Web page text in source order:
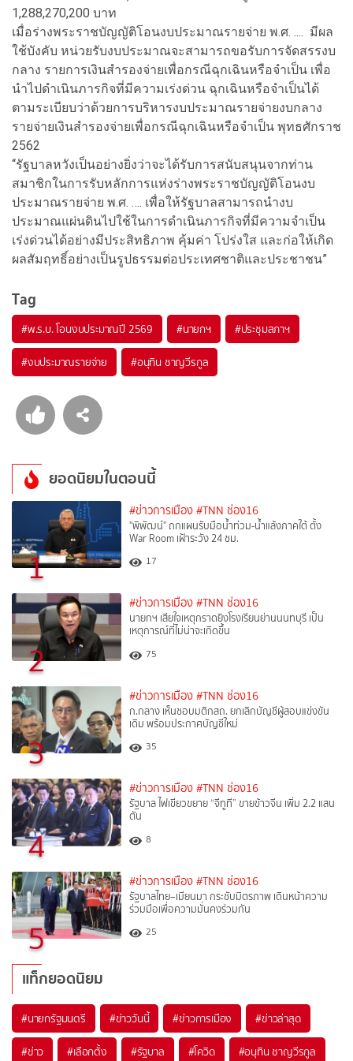
1,288,270,200 บาท
เมื่อร่างพระราชบัญญัติโอนงบประมาณรายจ่าย พ.ศ. .... มีผล
ใช้บังคับ หน่วยรับงบประมาณจะสามารถขอรับการจัดสรรงบ
กลาง รายการเงินสำรองจ่ายเพื่อกรณีฉุกเฉินหรือจำเป็น เพื่อ
นำไปดำเนินภารกิจที่มีความเร่งด่วน ฉุกเฉินหรือจำเป็นได้
ตามระเบียบว่าด้วยการบริหารงบประมาณรายจ่ายงบกลาง
รายจ่ายเงินสำรองจ่ายเพื่อกรณีฉุกเฉินหรือจำเป็น พุทธศักราช
2562
“รัฐบาลหวังเป็นอย่างยิ่งว่าจะได้รับการสนับสนุนจากท่าน
สมาชิกในการรับหลักการแห่งร่างพระราชบัญญัติโอนงบ
ประมาณรายจ่าย พ.ศ. …. เพื่อให้รัฐบาลสามารถนำงบ
ประมาณแผ่นดินไปใช้ในการดำเนินภารกิจที่มีความจำเป็น
เร่งด่วนได้อย่างมีประสิทธิภาพ คุ้มค่า โปร่งใส และก่อให้เกิด
ผลสัมฤทธิ์อย่างเป็นรูปธรรมต่อประเทศชาติและประชาชน”
Tag
#พ.ร.บ. โอนงบประมาณปี 2569 #นายกฯ #ประชุมสภาฯ
#งบประมาณรายจ่าย #อนุทิน ชาญวีรกูล
ยอดนิยมในตอนนี้
1
#ข่าวการเมือง #TNN ช่อง16
"พิพัฒน์" ถกแผนรับมือน้ำท่วม-น้ำแล้งภาคใต้ ตั้ง
War Room เฝ้าระวัง 24 ชม.
17
2
#ข่าวการเมือง #TNN ช่อง16
นายกฯ เสียใจเหตุกราดยิงโรงเรียนย่านนนทบุรี เป็น
เหตุการณ์ที่ไม่น่าจะเกิดขึ้น
75
3
#ข่าวการเมือง #TNN ช่อง16
ก.กลาง เห็นชอบมติกสถ. ยกเลิกบัญชีผู้สอบแข่งขัน
เดิม พร้อมประกาศบัญชีใหม่
35
4
#ข่าวการเมือง #TNN ช่อง16
รัฐบาล ไฟเขียวขยาย “จีทูที” ขายข้าวจีน เพิ่ม 2.2 แสน
ตัน
8
5
#ข่าวการเมือง #TNN ช่อง16
รัฐบาลไทย–เมียนมา กระชับมิตรภาพ เดินหน้าความ
ร่วมมือเพื่อความมั่นคงร่วมกัน
25
แท็กยอดนิยม
#นายกรัฐมนตรี #ข่าววันนี้ #ข่าวการเมือง #ข่าวล่าสุด
#ข่าว #เลือกตั้ง #รัฐบาล #โควิด #อนุทิน ชาญวีรกูล